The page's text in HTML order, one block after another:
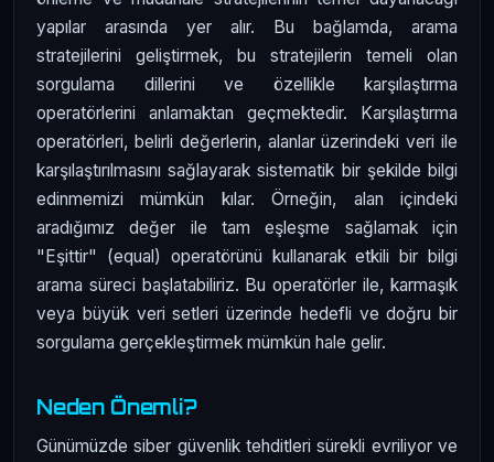
yapılar arasında yer alır. Bu bağlamda, arama
stratejilerini geliştirmek, bu stratejilerin temeli olan
sorgulama dillerini ve özellikle karşılaştırma
operatörlerini anlamaktan geçmektedir. Karşılaştırma
operatörleri, belirli değerlerin, alanlar üzerindeki veri ile
karşılaştırılmasını sağlayarak sistematik bir şekilde bilgi
edinmemizi mümkün kılar. Örneğin, alan içindeki
aradığımız değer ile tam eşleşme sağlamak için
"Eşittir" (equal) operatörünü kullanarak etkili bir bilgi
arama süreci başlatabiliriz. Bu operatörler ile, karmaşık
veya büyük veri setleri üzerinde hedefli ve doğru bir
sorgulama gerçekleştirmek mümkün hale gelir.
Neden Önemli?
Günümüzde siber güvenlik tehditleri sürekli evriliyor ve